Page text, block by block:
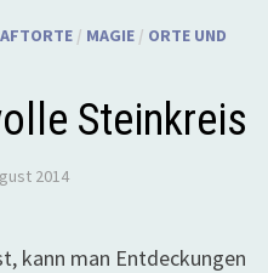
/ MAGIE/ ORTE UND
Steinkreis
2014
kann man Entdeckungen